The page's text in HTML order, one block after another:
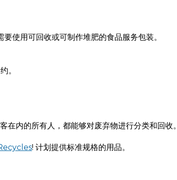
使用可回收或可制作堆肥的食品服务包装。
。
内的所有人，都能够对废弃物进行分类和回收。
! 计划提供标准规格的用品。